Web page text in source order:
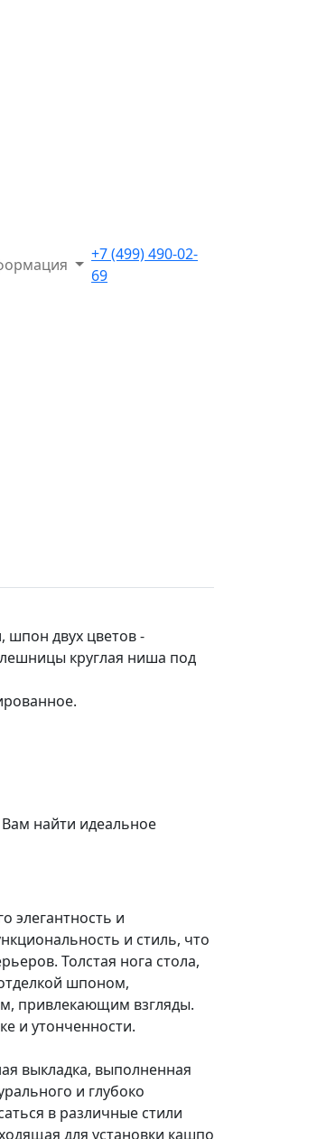
+7 (499) 490-02-
69
шпон двух цветов -
круглая ниша под
найти идеальное
элегантность и
и стиль, что
Толстая нога стола,
шпоном,
привлекающим взгляды.
и утонченности.
выкладка, выполненная
и глубоко
в различные стили
для установки кашпо